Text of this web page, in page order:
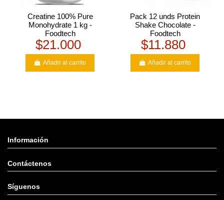
Creatine 100% Pure
Monohydrate 1 kg -
Foodtech
$21.000
Añadir al carrito
Pack 12 unds Protein
Shake Chocolate -
Foodtech
$11.880
Añadir al carrito
Información
Contáctenos
Síguenos